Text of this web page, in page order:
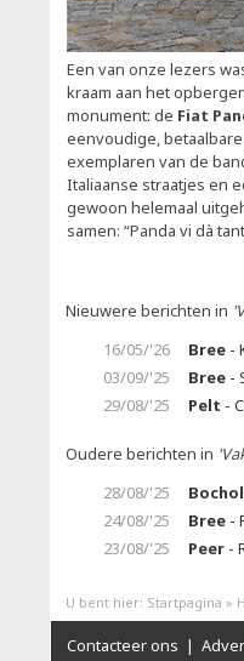
Een van onze lezers
kraam aan het
monument: de Fiat
eenvoudige,
exemplaren van de
Italiaanse straatjes en
gewoon helemaal
samen: “Panda vi dà
Nieuwere berichten in
16/05/'26
Bree -
03/09/'25
Bree -
29/08/'25
Pelt -
Oudere berichten in
28/08/'25
24/08/'25
Bree -
23/08/'25
Peer -
U bent hier: Startpagina »
Contacteer ons |